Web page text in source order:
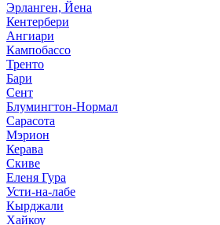
Эрланген, Йена
Кентербери
Ангиари
Кампобассо
Тренто
Бари
Сент
Блумингтон-Нормал
Сарасота
Мэрион
Керава
Скиве
Еленя Гура
Усти-на-лабе
Кырджали
Хайкоу